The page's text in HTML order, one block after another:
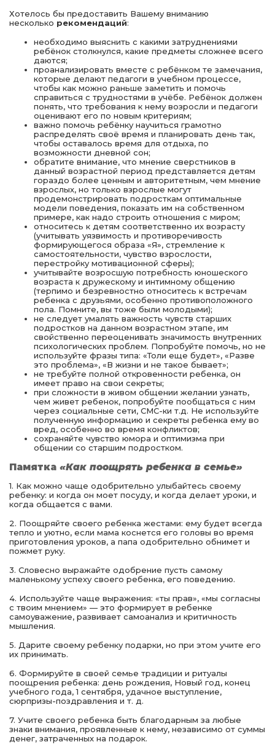
Хотелось бы предоставить Вашему вниманию
несколько рекомендаций:
необходимо выяснить с какими затруднениями
ребёнок столкнулся, какие предметы сложнее всего
даются;
проанализировать вместе с ребёнком те замечания,
которые делают педагоги в учебном процессе,
чтобы как можно раньше заметить и помочь
справиться с трудностями в учёбе. Ребёнок должен
понять, что требования к нему возросли и педагоги
оценивают его по новым критериям;
важно помочь ребёнку научиться грамотно
распределять своё время и планировать день так,
чтобы оставалось время для отдыха, по
возможности дневной сон;
обратите внимание, что мнение сверстников в
данный возрастной период представляется детям
гораздо более ценным и авторитетным, чем мнение
взрослых, но только взрослые могут
продемонстрировать подросткам оптимальные
модели поведения, показать им на собственном
примере, как надо строить отношения с миром;
относитесь к детям соответственно их возрасту
(учитывать уязвимость и противоречивость
формирующегося образа «Я», стремление к
самостоятельности, чувство взрослости,
перестройку мотивационной сферы);
учитывайте возросшую потребность юношеского
возраста к дружескому и интимному общению
(терпимо и безревностно относитесь к встречам
ребенка с друзьями, особенно противоположного
пола. Помните, вы тоже были молодыми);
не следует умалять важность чувств старших
подростков на данном возрастном этапе, им
свойственно переоценивать значимость внутренних
психологических проблем. Попробуйте помочь, но не
используйте фразы типа: «Толи еще будет», «Разве
это проблема», «В жизни и не такое бывает»;
не требуйте полной откровенности ребенка, он
имеет право на свои секреты;
при сложности в живом общении желании узнать,
чем живет ребенок, попробуйте пообщаться с ним
через социальные сети, СМС-ки т.д. Не используйте
полученную информацию и секреты ребенка ему во
вред, особенно во время конфликтов;
сохраняйте чувство юмора и оптимизма при
общении со старшим подростком.
Памятка «Как поощрять ребенка в семье»
1. Как можно чаще одобрительно улыбайтесь своему
ребенку: и когда он моет посуду, и когда делает уроки, и
когда общается с вами.
2. Поощряйте своего ребенка жестами: ему будет всегда
тепло и уютно, если мама коснется его головы во время
приготовления уроков, а папа одобрительно обнимет и
пожмет руку.
3. Словесно выражайте одобрение пусть самому
маленькому успеху своего ребенка, его поведению.
4. Используйте чаще выражения: «ты прав», «мы согласны
с твоим мнением» — это формирует в ребенке
самоуважение, развивает самоанализ и критичность
мышления.
5. Дарите своему ребенку подарки, но при этом учите его
их принимать.
6. Формируйте в своей семье традиции и ритуалы
поощрения ребенка: день рождения, Новый год, конец
учебного года, 1 сентября, удачное выступление,
сюрпризы-поздравления и т. д.
7. Учите своего ребенка быть благодарным за любые
знаки внимания, проявленные к нему, независимо от суммы
денег, затраченных на подарок.